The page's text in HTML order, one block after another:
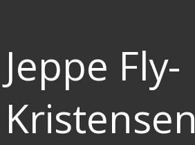
Jeppe Fly-
Kristensen